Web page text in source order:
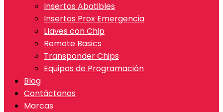
Insertos Abatibles
Insertos Prox Emergencia
Llaves con Chip
Remote Basics
Transponder Chips
Equipos de Programación
Blog
Contáctanos
Marcas